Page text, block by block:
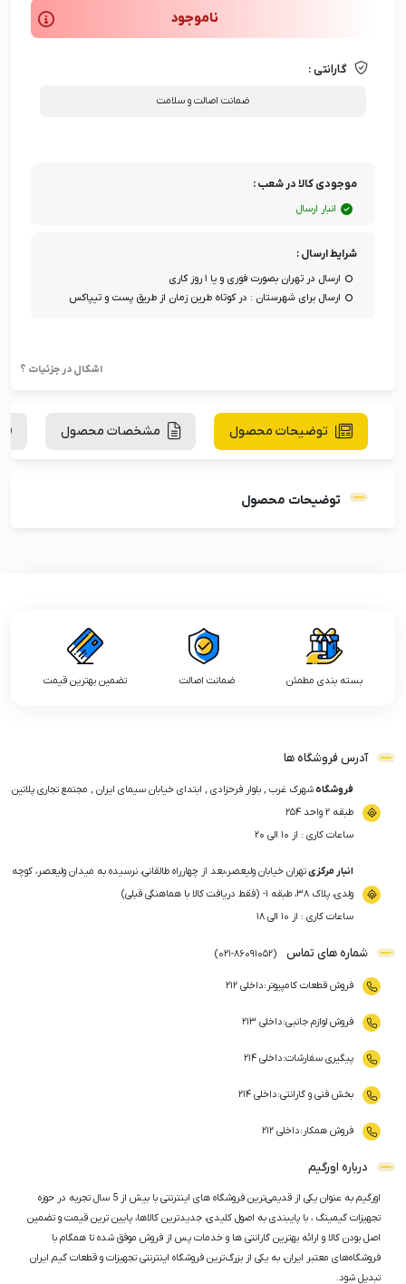
ناموجود
گارانتی :
ضمانت اصالت و سلامت
موجودی کالا در شعب :
انبار ارسال
شرایط ارسال :
ارسال در تهران بصورت فوری و یا ۱ روز کاری
ارسال برای شهرستان : در کوتاه طرین زمان از طریق پست و تیپاکس
اشکال در جزئیات ؟
توضیحات محصول مشخصات محصول
توضیحات محصول
بسته بندی مطمئن ضمانت اصالت تضمین بهترین قیمت
آدرس فروشگاه ها
فروشگاهشهرک غرب , بلوار فرحزادی , ابتدای خیابان سیمای ایران , مجتمع تجاری پلاتین
طبقه ۲ واحد ۲۵۴
ساعات کاری : از ۱۰ الی ۲۰
انبار مرکزیتهران خیابان ولیعصر،بعد از چهارراه طالقانی، نرسیده به میدان ولیعصر، کوچه
ولدی، پلاک ۳۸، طبقه ۱- (فقط دریافت کالا با هماهنگی قبلی)
ساعات کاری : از ۱۰ الی ۱۸
شماره های تماس (
021-86091052
)
فروش قطعات کامپیوتر :داخلی ۲۱۲
فروش لوازم جانبی:داخلی ۲۱۳
پیگیری سفارشات:داخلی ۲۱۴
بخش فنی و گارانتی:داخلی ۲۱۴
فروش همکار :داخلی ۲۱۲
درباره اورگیم
اورگیم به عنوان یکی از قدیمی‌ترین فروشگاه های اینترنتی با بیش از 5 سال تجربه در حوزه
تجهیزات گیمینگ ، با پایبندی به اصول کلیدی، جدیدترین کالاها، پایین ترین قیمت و تضمین
اصل‌ بودن کالا و ارائه بهترین گارانتی ها و خدمات پس از فروش موفق شده تا همگام با
فروشگاه‌های معتبر ایران، به یکی از بزرگ‌ترین فروشگاه اینترنتی تجهیزات و قطعات گیم ایران
تبدیل شود.